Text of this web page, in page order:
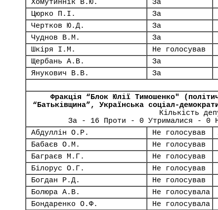
Хомутиннік В.Ю.
За
Цюрко П.І.
За
Чертков Ю.Д.
За
Чуднов В.М.
За
Шкіря І.М.
Не голосував
Щербань А.В.
За
Янукович В.В.
За
Фракція “Блок Юлії Тимошенко"
“Батьківщина”, Українська соціал-
Кількість
За - 16 Проти - 0 Утрималися - 0
Абдуллін О.Р.
Не голосував
Бабаєв О.М.
Не голосував
Баграєв М.Г.
Не голосував
Білорус О.Г.
Не голосував
Богдан Р.Д.
Не голосував
Болюра А.В.
Не голосувала
Бондаренко О.Ф.
Не голосувала